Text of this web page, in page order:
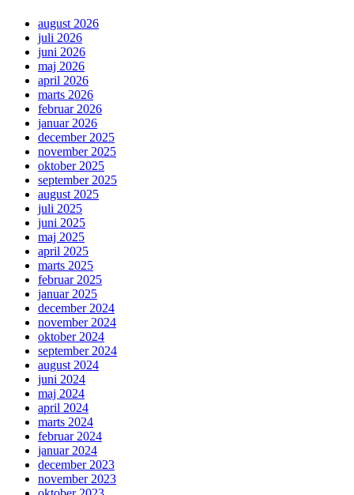
august 2026
juli 2026
juni 2026
maj 2026
april 2026
marts 2026
februar 2026
januar 2026
december 2025
november 2025
oktober 2025
september 2025
august 2025
juli 2025
juni 2025
maj 2025
april 2025
marts 2025
februar 2025
januar 2025
december 2024
november 2024
oktober 2024
september 2024
august 2024
juni 2024
maj 2024
april 2024
marts 2024
februar 2024
januar 2024
december 2023
november 2023